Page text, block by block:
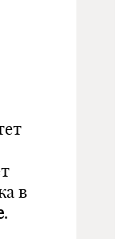
в
.